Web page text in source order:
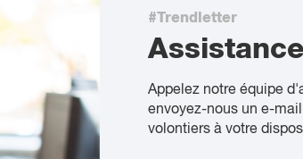
#Trendletter
Appelez notre équipe
envoyez-nous un e-
volontiers à votre